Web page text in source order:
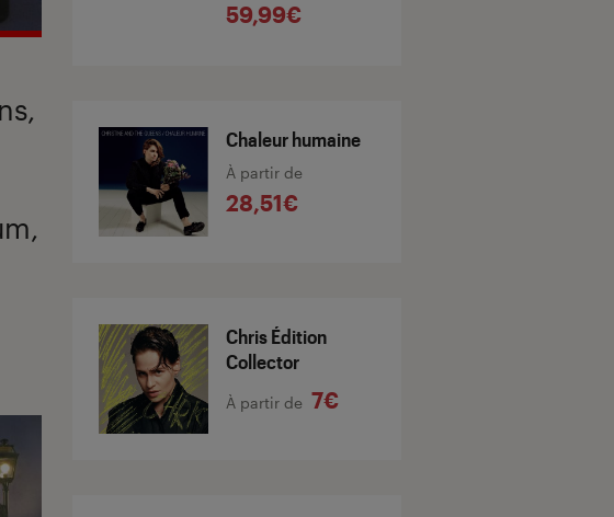
59,99€
Chaleur humaine
À partir de
28,51€
Chris Édition
Collector
À partir de 7€